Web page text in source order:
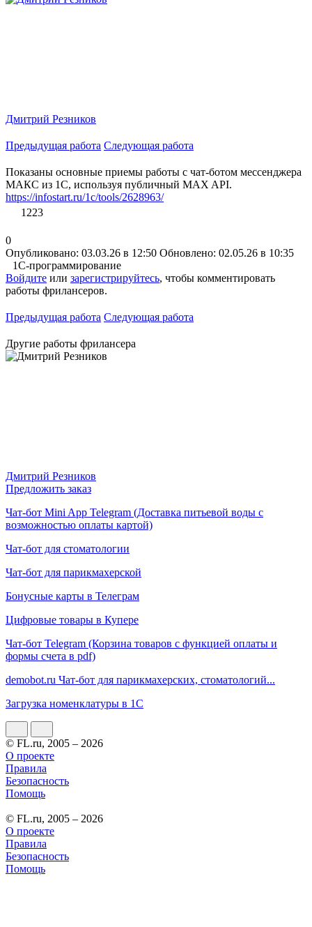
Дмитрий Резников
Предыдущая работа Следующая работа
Показаны основные приемы работы с чат-ботом мессенджера
МАКС из 1С, используя публичный MAX API.
https://infostart.ru/1c/tools/2628963/
1223
0
Опубликовано: 03.03.26 в 12:50 Обновлено: 02.05.26 в 10:35
1С-программирование
Войдите или зарегистрируйтесь, чтобы комментировать
работы фрилансеров.
Предыдущая работа Следующая работа
Другие работы фрилансера
Дмитрий Резников
Предложить заказ
Чат-бот Mini App Telegram (Доставка питьевой воды с
возможностью оплаты картой)
Чат-бот для стоматологии
Чат-бот для парикмахерской
Бонусные карты в Телеграм
Цифровые товары в Купере
Чат-бот Telegram (Корзина товаров с функцией оплаты и
формы счета в pdf)
demobot.ru Чат-бот для парикмахерских, стоматологий...
Загрузка номенклатуры в 1С
© FL.ru, 2005 – 2026
О проекте
Правила
Безопасность
Помощь
© FL.ru, 2005 – 2026
О проекте
Правила
Безопасность
Помощь